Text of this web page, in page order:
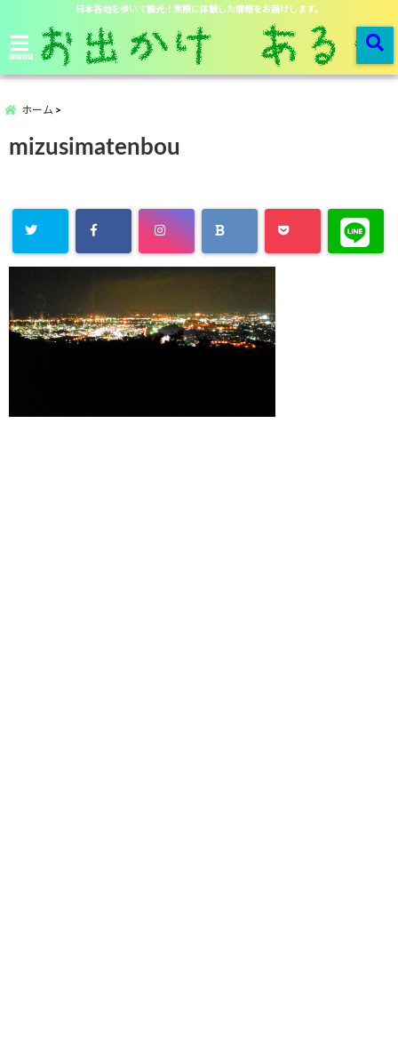
日本各地を歩いて観光！実際に体験した情報をお届けします。
menu
ホーム
mizusimatenbou